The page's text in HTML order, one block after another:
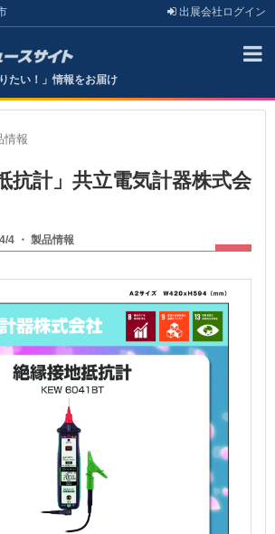
出展会社 ログイン
たい！」情報をお届け
情報
抗計」共立電気計器株式会
4 ・製品情報